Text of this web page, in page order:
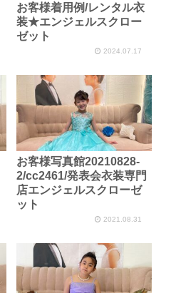
お客様着用例/レンタル衣
装★エンジェルスクロー
ゼット
2024.07.17
お客様写真館20210828-
2/cc2461/発表会衣装専門
店エンジェルスクローゼ
ット
2021.08.31